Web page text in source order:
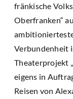
fränkische
Oberfranken“
Verbundenheit
Theaterprojekt
eigens in
Reisen von